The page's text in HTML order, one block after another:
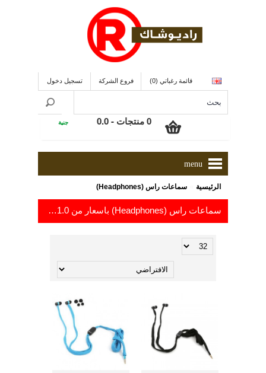
قائمة رغباتي (0) فروع الشركة تسجيل دخول
0 منتجات - 0.0 جنية
menu
الرئيسية سماعات راس (Headphones)
سماعات راس (Headphones) باسعار من 1.0
جنية